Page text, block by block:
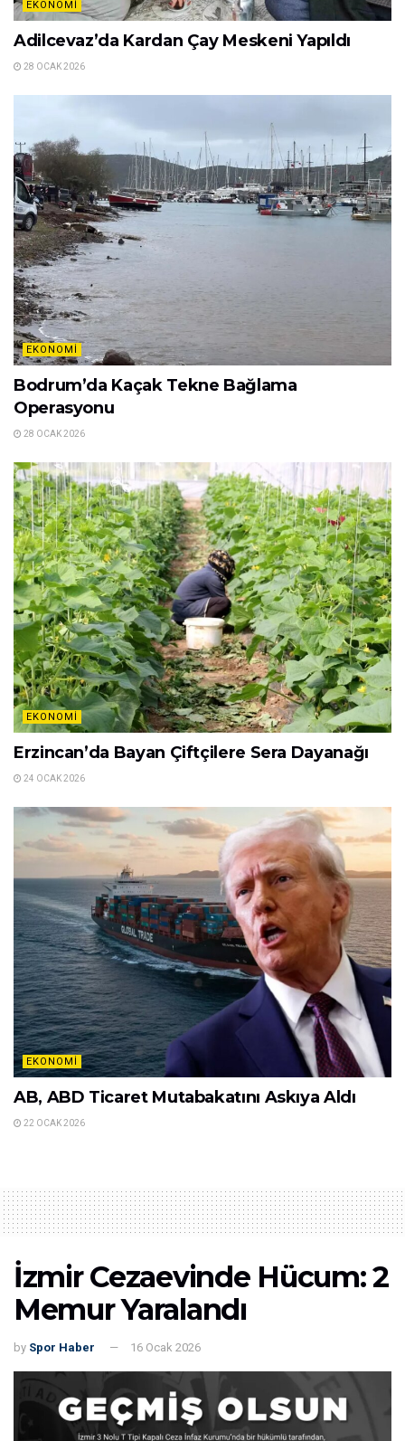
EKONOMI
Adilcevaz’da Kardan Çay Meskeni Yapıldı
28 OCAK 2026
EKONOMI
Bodrum’da Kaçak Tekne Bağlama
Operasyonu
28 OCAK 2026
EKONOMI
Erzincan’da Bayan Çiftçilere Sera Dayanağı
24 OCAK 2026
EKONOMI
AB, ABD Ticaret Mutabakatını Askıya Aldı
22 OCAK 2026
İzmir Cezaevinde Hücum: 2
Memur Yaralandı
by Spor Haber 16 Ocak 2026